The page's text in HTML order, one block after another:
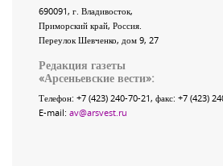
690091, г. Владивосток,
Приморский край, Россия.
Переулок Шевченко, дом 9, 27
Редакция газеты
«Арсеньевские вести»:
Телефон: +7 (423) 240-70-21, факс: +7 (423)
E-mail: av@arsvest.ru